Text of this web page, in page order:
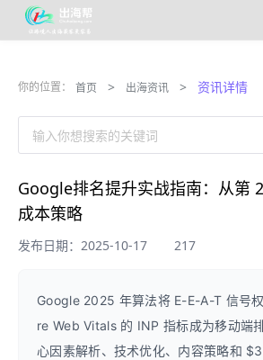
你的位置： 首页 > 出海资讯 > 资讯详情
输入你想搜索的关键词
Google排名提升实战指南：从第
成本策略
发布日期：2025-10-17 217
Google 2025 年算法将 E-E-A-T 信号
re Web Vitals 的 INP 指标成为移动端
心因素解析、技术优化、内容策略和